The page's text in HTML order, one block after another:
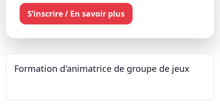
S’inscrire / En savoir plus
Formation d'animatrice de groupe de jeux